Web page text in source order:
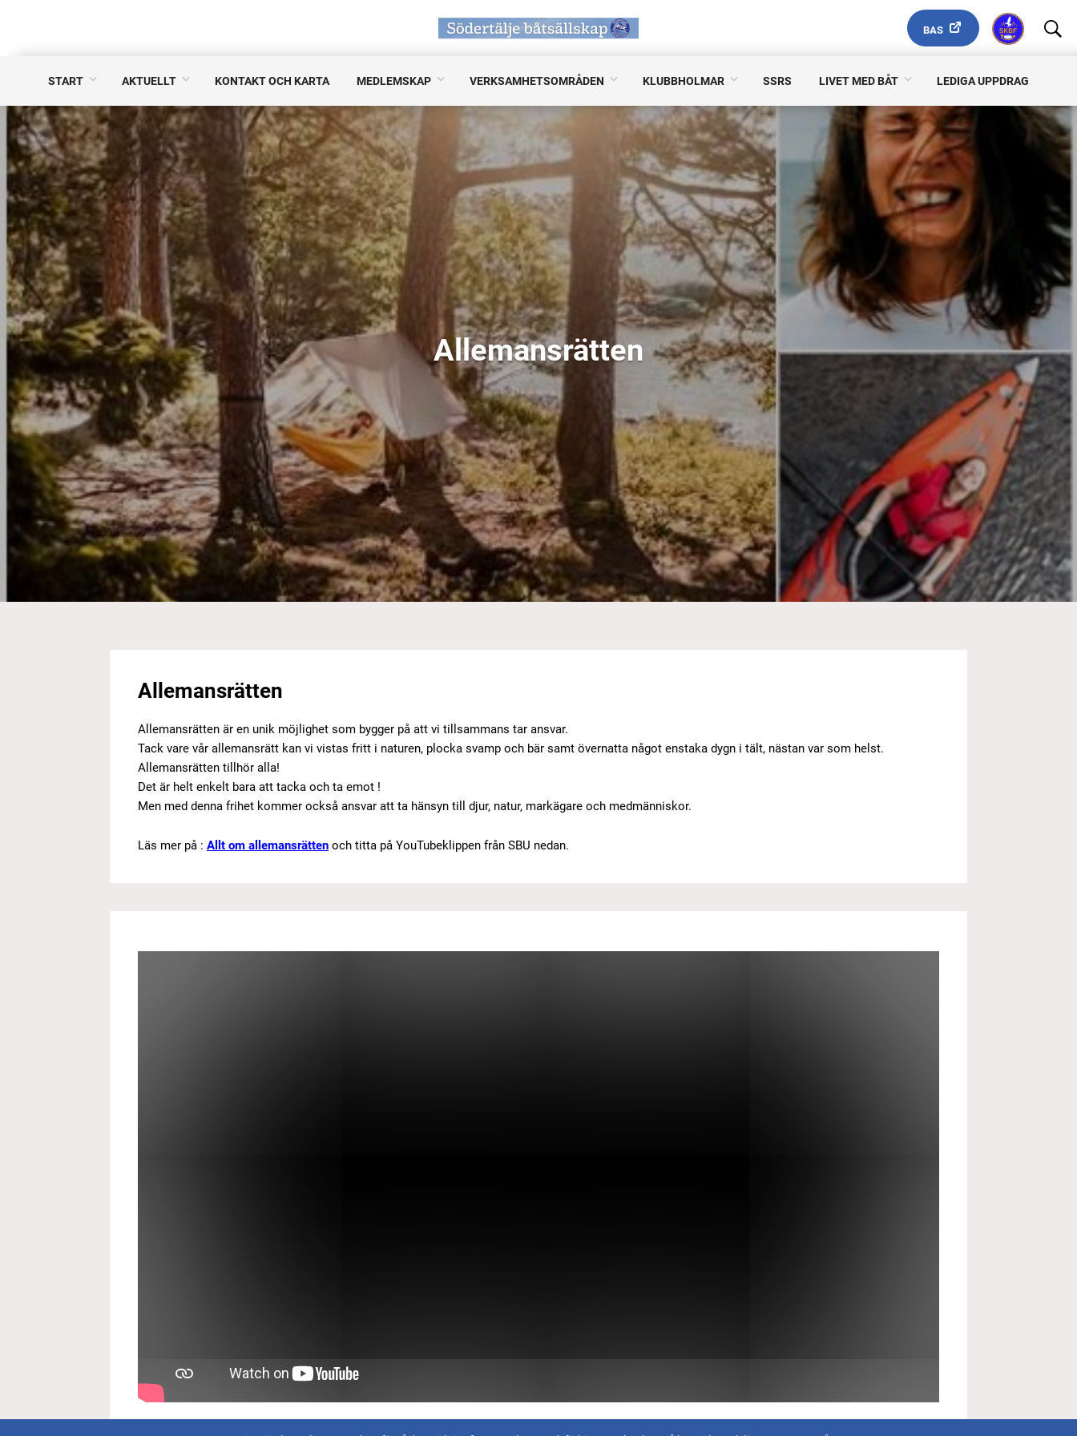
BAS
START AKTUELLT KONTAKT OCH KARTA MEDLEMSKAP VERKSAMHETSOMRÅDEN KLUBBHOLMAR SSRS LIVET MED BÅT LEDIGA UPPDRAG
Allemansrätten
Allemansrätten
Allemansrätten är en unik möjlighet som bygger på att vi tillsammans tar ansvar.
Tack vare vår allemansrätt kan vi vistas fritt i naturen, plocka svamp och bär samt övernatta något enstaka dygn i tält, nästan var som helst.
Allemansrätten tillhör alla!
Det är helt enkelt bara att tacka och ta emot !
Men med denna frihet kommer också ansvar att ta hänsyn till djur, natur, markägare och medmänniskor.
Läs mer på : Allt om allemansrätten och titta på YouTubeklippen från SBU nedan.